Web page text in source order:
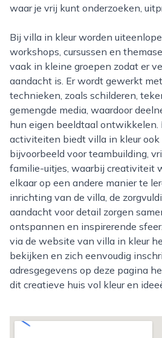
waar je vrij kunt onderzoeken,
Bij villa in kleur worden uiteenlopende creatieve
workshops, cursussen en
vaak in kleine groepen zodat er
aandacht is. Er wordt gewerkt
technieken, zoals schilderen,
gemengde media, waardoor
hun eigen beeldtaal ontwikkelen.
activiteiten biedt villa in kleur ook
bijvoorbeeld voor teambuilding,
familie-uitjes, waarbij creativiteit
elkaar op een andere manier te
inrichting van de villa, de
aandacht voor detail zorgen
ontspannen en inspirerende
via de website van villa in kleur
bekijken en zich eenvoudig
adresgegevens op deze pagina
dit creatieve huis vol kleur en